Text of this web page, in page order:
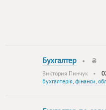
Бухгалтер • ₴
Виктория Пинчук •
Бухгалтерія, фінанси,